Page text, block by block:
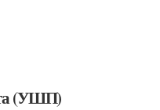
(УШП)